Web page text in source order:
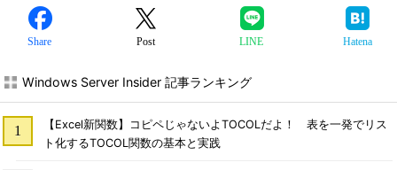
Share Post LINE Hatena
Windows Server Insider 記事ランキング
【Excel新関数】コピペじゃないよTOCOLだよ！ 表を一発でリス
ト化するTOCOL関数の基本と実践